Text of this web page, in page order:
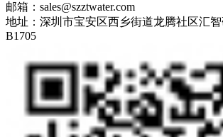
邮箱：sales@szztwater.com
地址：深圳市宝安区西乡街道龙腾社区汇
B1705